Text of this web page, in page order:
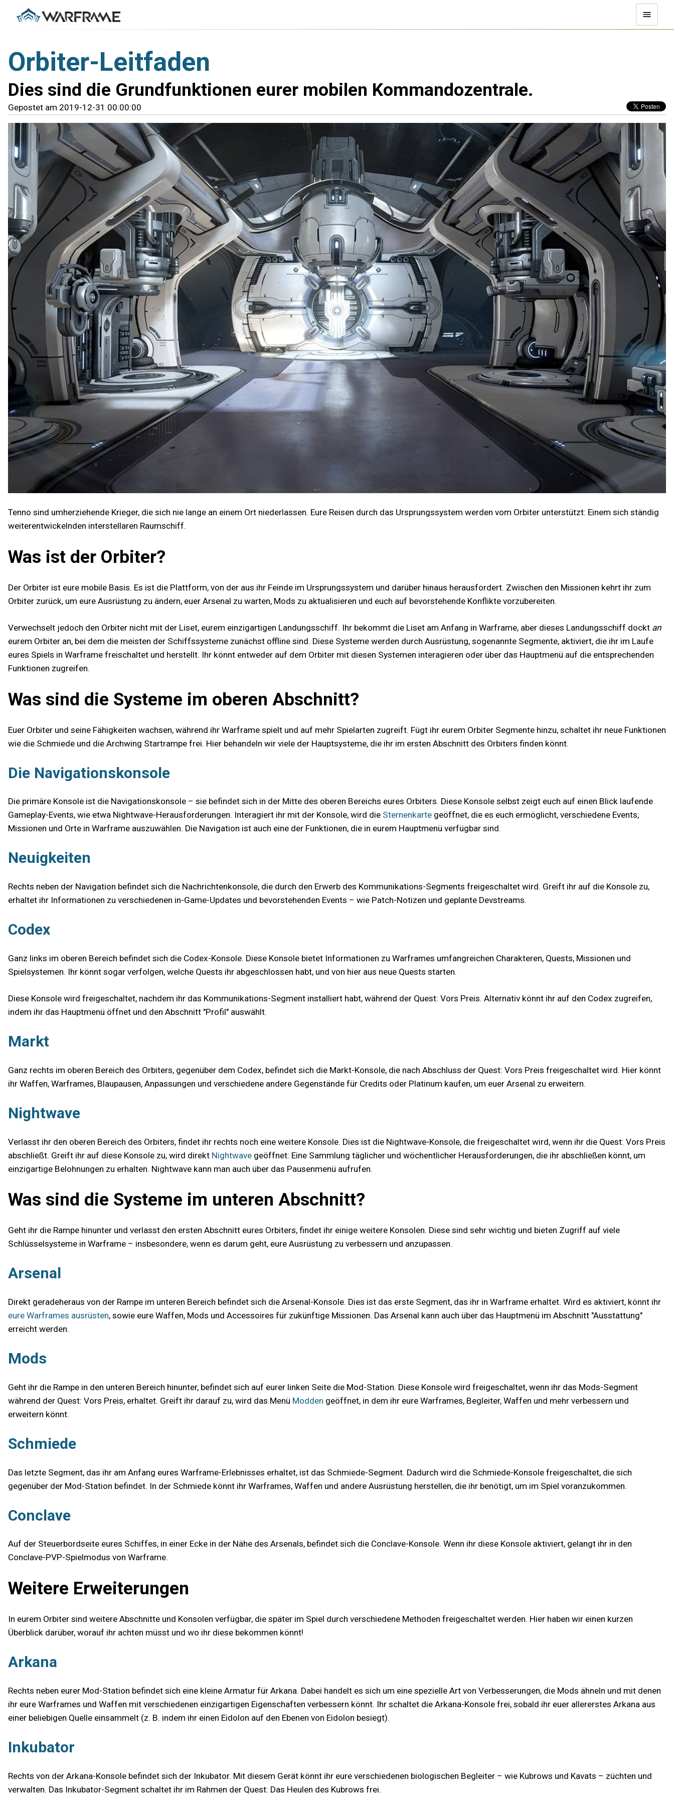
Orbiter-Leitfaden
Dies sind die Grundfunktionen eurer mobilen Kommandozentrale.
Gepostet am 2019-12-31 00:00:00
Tenno sind umherziehende Krieger, die sich nie lange an einem Ort niederlassen. Eure Reisen durch das Ursprungssystem werden vom Orbiter unterstützt: Einem sich ständig
weiterentwickelnden interstellaren Raumschiff.
Was ist der Orbiter?
Der Orbiter ist eure mobile Basis. Es ist die Plattform, von der aus ihr Feinde im Ursprungssystem und darüber hinaus herausfordert. Zwischen den Missionen kehrt ihr zum
Orbiter zurück, um eure Ausrüstung zu ändern, euer Arsenal zu warten, Mods zu aktualisieren und euch auf bevorstehende Konflikte vorzubereiten.
Verwechselt jedoch den Orbiter nicht mit der Liset, eurem einzigartigen Landungsschiff. Ihr bekommt die Liset am Anfang in Warframe, aber dieses Landungsschiff dockt an
eurem Orbiter an, bei dem die meisten der Schiffssysteme zunächst offline sind. Diese Systeme werden durch Ausrüstung, sogenannte Segmente, aktiviert, die ihr im Laufe
eures Spiels in Warframe freischaltet und herstellt. Ihr könnt entweder auf dem Orbiter mit diesen Systemen interagieren oder über das Hauptmenü auf die entsprechenden
Funktionen zugreifen.
Was sind die Systeme im oberen Abschnitt?
Euer Orbiter und seine Fähigkeiten wachsen, während ihr Warframe spielt und auf mehr Spielarten zugreift. Fügt ihr eurem Orbiter Segmente hinzu, schaltet ihr neue Funktionen
wie die Schmiede und die Archwing Startrampe frei. Hier behandeln wir viele der Hauptsysteme, die ihr im ersten Abschnitt des Orbiters finden könnt.
Die Navigationskonsole
Die primäre Konsole ist die Navigationskonsole – sie befindet sich in der Mitte des oberen Bereichs eures Orbiters. Diese Konsole selbst zeigt euch auf einen Blick laufende
Gameplay-Events, wie etwa Nightwave-Herausforderungen. Interagiert ihr mit der Konsole, wird die Sternenkarte geöffnet, die es euch ermöglicht, verschiedene Events,
Missionen und Orte in Warframe auszuwählen. Die Navigation ist auch eine der Funktionen, die in eurem Hauptmenü verfügbar sind.
Neuigkeiten
Rechts neben der Navigation befindet sich die Nachrichtenkonsole, die durch den Erwerb des Kommunikations-Segments freigeschaltet wird. Greift ihr auf die Konsole zu,
erhaltet ihr Informationen zu verschiedenen in-Game-Updates und bevorstehenden Events – wie Patch-Notizen und geplante Devstreams.
Codex
Ganz links im oberen Bereich befindet sich die Codex-Konsole. Diese Konsole bietet Informationen zu Warframes umfangreichen Charakteren, Quests, Missionen und
Spielsystemen. Ihr könnt sogar verfolgen, welche Quests ihr abgeschlossen habt, und von hier aus neue Quests starten.
Diese Konsole wird freigeschaltet, nachdem ihr das Kommunikations-Segment installiert habt, während der Quest: Vors Preis. Alternativ könnt ihr auf den Codex zugreifen,
indem ihr das Hauptmenü öffnet und den Abschnitt "Profil" auswählt.
Markt
Ganz rechts im oberen Bereich des Orbiters, gegenüber dem Codex, befindet sich die Markt-Konsole, die nach Abschluss der Quest: Vors Preis freigeschaltet wird. Hier könnt
ihr Waffen, Warframes, Blaupausen, Anpassungen und verschiedene andere Gegenstände für Credits oder Platinum kaufen, um euer Arsenal zu erweitern.
Nightwave
Verlasst ihr den oberen Bereich des Orbiters, findet ihr rechts noch eine weitere Konsole. Dies ist die Nightwave-Konsole, die freigeschaltet wird, wenn ihr die Quest: Vors Preis
abschließt. Greift ihr auf diese Konsole zu, wird direkt Nightwave geöffnet: Eine Sammlung täglicher und wöchentlicher Herausforderungen, die ihr abschließen könnt, um
einzigartige Belohnungen zu erhalten. Nightwave kann man auch über das Pausenmenü aufrufen.
Was sind die Systeme im unteren Abschnitt?
Geht ihr die Rampe hinunter und verlasst den ersten Abschnitt eures Orbiters, findet ihr einige weitere Konsolen. Diese sind sehr wichtig und bieten Zugriff auf viele
Schlüsselsysteme in Warframe – insbesondere, wenn es darum geht, eure Ausrüstung zu verbessern und anzupassen.
Arsenal
Direkt geradeheraus von der Rampe im unteren Bereich befindet sich die Arsenal-Konsole. Dies ist das erste Segment, das ihr in Warframe erhaltet. Wird es aktiviert, könnt ihr
eure Warframes ausrüsten, sowie eure Waffen, Mods und Accessoires für zukünftige Missionen. Das Arsenal kann auch über das Hauptmenü im Abschnitt "Ausstattung"
erreicht werden.
Mods
Geht ihr die Rampe in den unteren Bereich hinunter, befindet sich auf eurer linken Seite die Mod-Station. Diese Konsole wird freigeschaltet, wenn ihr das Mods-Segment
während der Quest: Vors Preis, erhaltet. Greift ihr darauf zu, wird das Menü Modden geöffnet, in dem ihr eure Warframes, Begleiter, Waffen und mehr verbessern und
erweitern könnt.
Schmiede
Das letzte Segment, das ihr am Anfang eures Warframe-Erlebnisses erhaltet, ist das Schmiede-Segment. Dadurch wird die Schmiede-Konsole freigeschaltet, die sich
gegenüber der Mod-Station befindet. In der Schmiede könnt ihr Warframes, Waffen und andere Ausrüstung herstellen, die ihr benötigt, um im Spiel voranzukommen.
Conclave
Auf der Steuerbordseite eures Schiffes, in einer Ecke in der Nähe des Arsenals, befindet sich die Conclave-Konsole. Wenn ihr diese Konsole aktiviert, gelangt ihr in den
Conclave-PVP-Spielmodus von Warframe.
Weitere Erweiterungen
In eurem Orbiter sind weitere Abschnitte und Konsolen verfügbar, die später im Spiel durch verschiedene Methoden freigeschaltet werden. Hier haben wir einen kurzen
Überblick darüber, worauf ihr achten müsst und wo ihr diese bekommen könnt!
Arkana
Rechts neben eurer Mod-Station befindet sich eine kleine Armatur für Arkana. Dabei handelt es sich um eine spezielle Art von Verbesserungen, die Mods ähneln und mit denen
ihr eure Warframes und Waffen mit verschiedenen einzigartigen Eigenschaften verbessern könnt. Ihr schaltet die Arkana-Konsole frei, sobald ihr euer allererstes Arkana aus
einer beliebigen Quelle einsammelt (z. B. indem ihr einen Eidolon auf den Ebenen von Eidolon besiegt).
Inkubator
Rechts von der Arkana-Konsole befindet sich der Inkubator. Mit diesem Gerät könnt ihr eure verschiedenen biologischen Begleiter – wie Kubrows und Kavats – züchten und
verwalten. Das Inkubator-Segment schaltet ihr im Rahmen der Quest: Das Heulen des Kubrows frei.